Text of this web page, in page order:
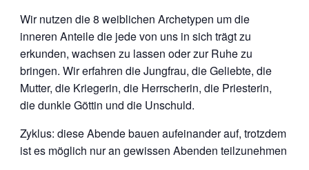
Wir nutzen die 8 weiblichen Archetypen um die
inneren Anteile die jede von uns in sich trägt zu
erkunden, wachsen zu lassen oder zur Ruhe zu
bringen. Wir erfahren die Jungfrau, die Geliebte, die
Mutter, die Kriegerin, die Herrscherin, die Priesterin,
die dunkle Göttin und die Unschuld.
Zyklus: diese Abende bauen aufeinander auf, trotzdem
ist es möglich nur an gewissen Abenden teilzunehmen